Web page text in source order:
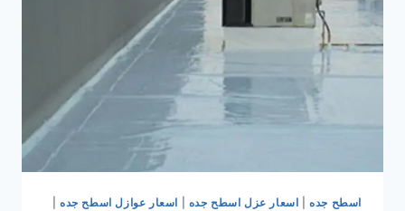
اسطح جده| اسعار عزل اسطح جده اسعار عوازل اسطح جده|